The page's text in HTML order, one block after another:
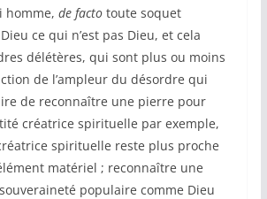
homme, de factotoute soquet
ce qui n’est pas Dieu, et cela
délétères, qui sont plus ou moins
de l’ampleur du désordre qui
de reconnaître une pierre pour
créatrice spirituelle par exemple,
spirituelle reste plus proche
matériel ; reconnaître une
populaire comme Dieu